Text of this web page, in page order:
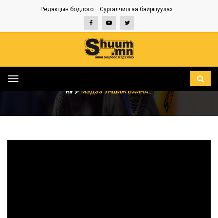
Редакцын бодлого Сурталчилгаа байршуулах
Toggle
НҮҮР МЭДЭЭ УНШИЖ БАЙНА...